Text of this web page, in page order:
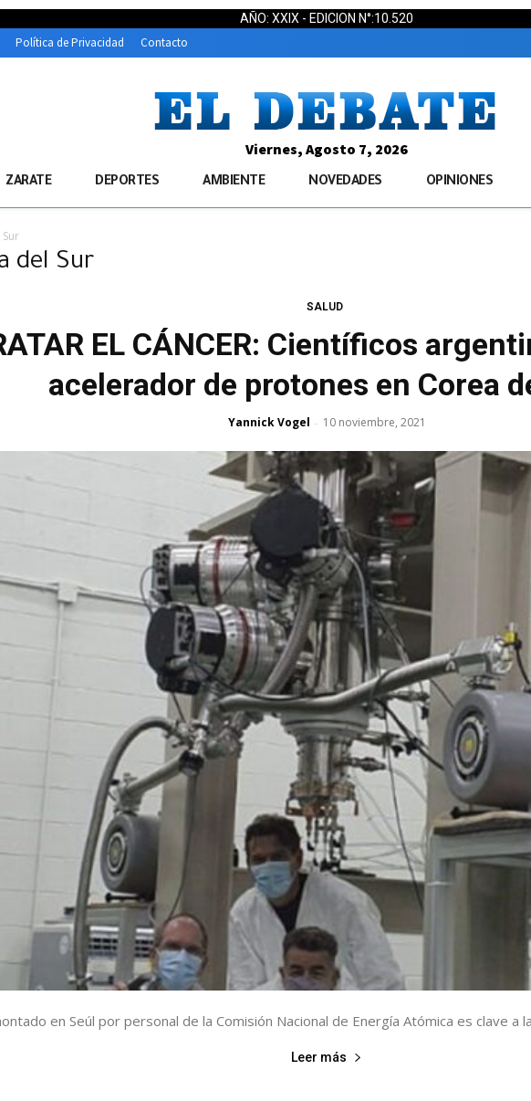
AÑO: XXIX - EDICION N°:10.520
Política de Privacidad Contacto
Viernes, Agosto 7, 2026
ZARATE DEPORTES AMBIENTE NOVEDADES OPINIONES
del Sur
SALUD
EL CÁNCER: Científicos
acelerador de protones en Corea
Yannick Vogel - 10 noviembre, 2021
en Seúl por personal de la Comisión Nacional de Energía Atómica es clave
Leer más